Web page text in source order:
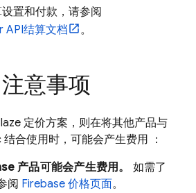
置和付款，请参阅
API结算文档 。
意事项
定价方案，则在将其他产品与
结合使用时，可能会产生费用 ：
产品可能会产生费用。
如需了
阅 Firebase 价格页面。